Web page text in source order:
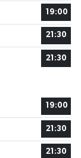
19:00
21:30
21:30
19:00
21:30
21:30